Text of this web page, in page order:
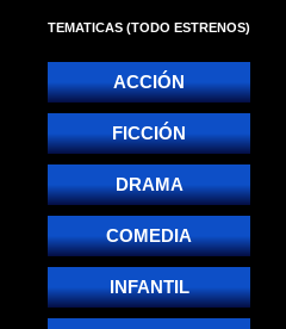
TEMATICAS (TODO ESTRENOS)
ACCIÓN
FICCIÓN
DRAMA
COMEDIA
INFANTIL